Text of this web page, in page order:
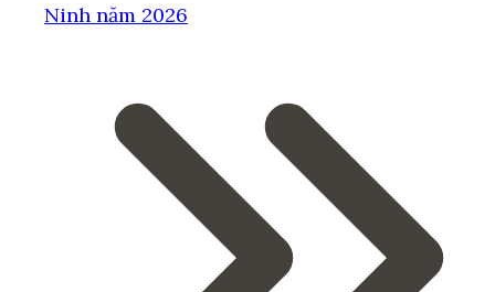
Ninh năm 2026